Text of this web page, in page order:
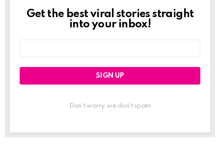
Newslett
Get the best viral stories straight
into your inbox!
Don't worry, we don't spam